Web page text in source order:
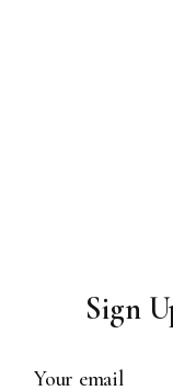
Sign